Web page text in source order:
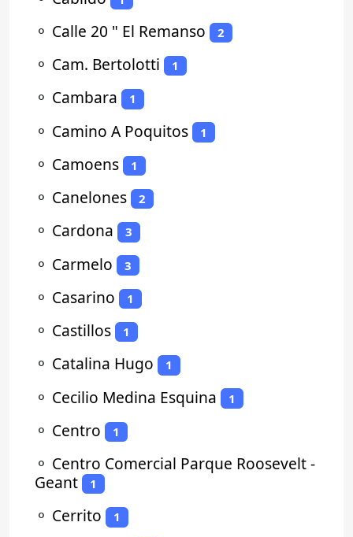
⚬ Calle 20 " El Remanso 2
⚬ Cam. Bertolotti 1
⚬ Cambara 1
⚬ Camino A Poquitos 1
⚬ Camoens 1
⚬ Canelones 2
⚬ Cardona 3
⚬ Carmelo 3
⚬ Casarino 1
⚬ Castillos 1
⚬ Catalina Hugo 1
⚬ Cecilio Medina Esquina 1
⚬ Centro 1
⚬ Centro Comercial Parque Roosevelt -
Geant
1
⚬ Cerrito 1